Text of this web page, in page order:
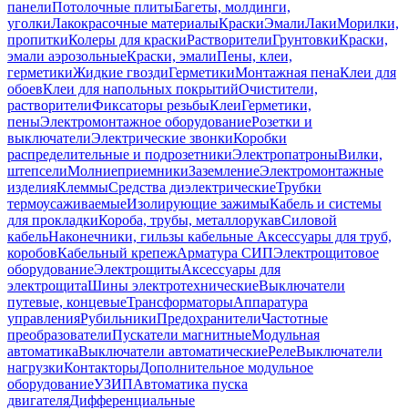
панелиПотолочные плитыБагеты, молдинги,
уголкиЛакокрасочные материалыКраскиЭмалиЛакиМорилки,
пропиткиКолеры для краскиРастворителиГрунтовкиКраски,
эмали аэрозольныеКраски, эмалиПены, клеи,
герметикиЖидкие гвоздиГерметикиМонтажная пенаКлеи для
обоевКлеи для напольных покрытийОчистители,
растворителиФиксаторы резьбыКлеиГерметики,
пеныЭлектромонтажное оборудованиеРозетки и
выключателиЭлектрические звонкиКоробки
распределительные и подрозетникиЭлектропатроныВилки,
штепселиМолниеприемникиЗаземлениеЭлектромонтажные
изделияКлеммыСредства диэлектрическиеТрубки
термоусаживаемыеИзолирующие зажимыКабель и системы
для прокладкиКороба, трубы, металлорукавСиловой
кабельНаконечники, гильзы кабельные Аксессуары для труб,
коробовКабельный крепежАрматура СИПЭлектрощитовое
оборудованиеЭлектрощитыАксессуары для
электрощитаШины электротехническиеВыключатели
путевые, концевыеТрансформаторыАппаратура
управленияРубильникиПредохранителиЧастотные
преобразователиПускатели магнитныеМодульная
автоматикаВыключатели автоматическиеРелеВыключатели
нагрузкиКонтакторыДополнительное модульное
оборудованиеУЗИПАвтоматика пуска
двигателяДифференциальные